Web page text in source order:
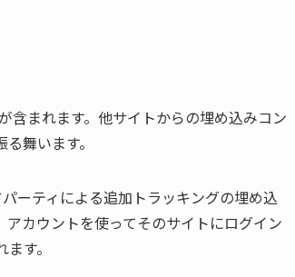
含まれます。他サイトからの埋め込みコン
舞います。
ーティによる追加トラッキングの埋め込
カウントを使ってそのサイトにログイン
す。